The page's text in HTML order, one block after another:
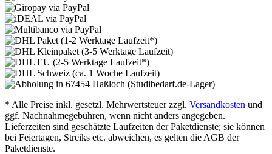
* Alle Preise inkl. gesetzl. Mehrwertsteuer zzgl. Versandkosten und
ggf. Nachnahmegebühren, wenn nicht anders angegeben.
Lieferzeiten sind geschätzte Laufzeiten der Paketdienste; sie können
bei Feiertagen, Streiks etc. abweichen, es gelten die AGB der
Paketdienste.